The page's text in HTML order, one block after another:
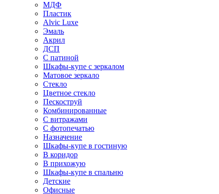
МДФ
Пластик
Alvic Luxe
Эмаль
Акрил
ДСП
С патиной
Шкафы-купе с зеркалом
Матовое зеркало
Стекло
Цветное стекло
Пескоструй
Комбинированные
С витражами
С фотопечатью
Назначение
Шкафы-купе в гостиную
В коридор
В прихожую
Шкафы-купе в спальню
Детские
Офисные